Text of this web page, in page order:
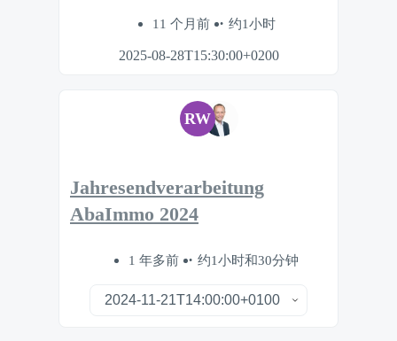
11 个月前 约1小时
2025-08-28T15:30:00+0200
RW
Jahresendverarbeitung
AbaImmo 2024
1 年多前 约1小时和30分钟